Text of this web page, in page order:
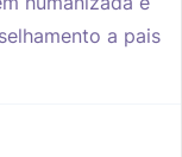
a pais